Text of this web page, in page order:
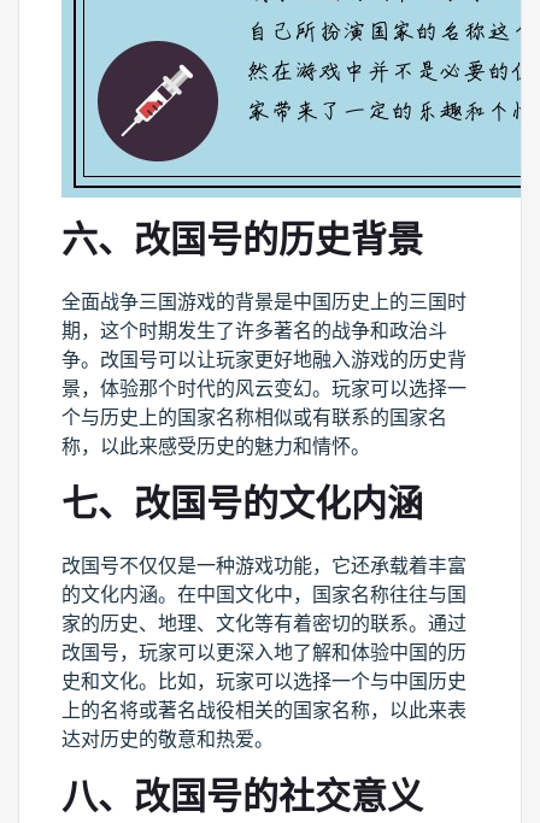
六、改国号的历史背景
全面战争三国游戏的背景是中国历史上的三国时
期，这个时期发生了许多著名的战争和政治斗
争。改国号可以让玩家更好地融入游戏的历史背
景，体验那个时代的风云变幻。玩家可以选择一
个与历史上的国家名称相似或有联系的国家名
称，以此来感受历史的魅力和情怀。
七、改国号的文化内涵
改国号不仅仅是一种游戏功能，它还承载着丰富
的文化内涵。在中国文化中，国家名称往往与国
家的历史、地理、文化等有着密切的联系。通过
改国号，玩家可以更深入地了解和体验中国的历
史和文化。比如，玩家可以选择一个与中国历史
上的名将或著名战役相关的国家名称，以此来表
达对历史的敬意和热爱。
八、改国号的社交意义